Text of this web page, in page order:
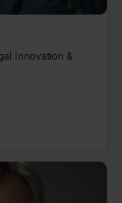
Innovation &